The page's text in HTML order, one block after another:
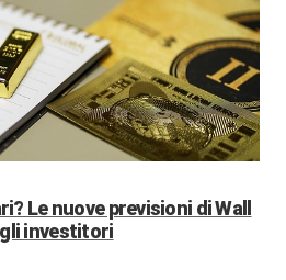
Le nuove previsioni di Wall
investitori